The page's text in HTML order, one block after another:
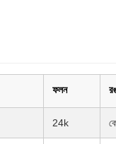
ফলন
24k